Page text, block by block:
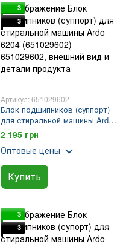
3
3
Артикул: 651029602
Блок подшипников (суппорт)
для стиральной машины Ardo
6204 (651029602)
2 195 грн
Оптовые цены
Купить
3
3